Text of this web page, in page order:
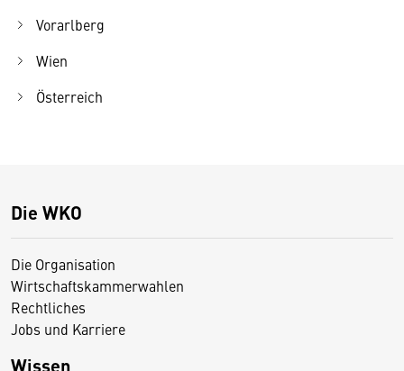
Vorarlberg
Wien
Österreich
Die WKO
Die Organisation
Wirtschaftskammerwahlen
Rechtliches
Jobs und Karriere
Wissen